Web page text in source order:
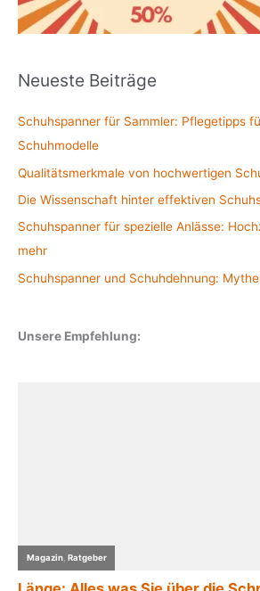
a
c
Neueste Beiträge
Schuhspanner für Sammler: Pflegetipps
Schuhmodelle
Qualitätsmerkmale von hochwertigen
Die Wissenschaft hinter effektiven
Schuhspanner für spezielle Anlässe:
mehr
Schuhspanner und Schuhdehnung:
Unsere Empfehlung: